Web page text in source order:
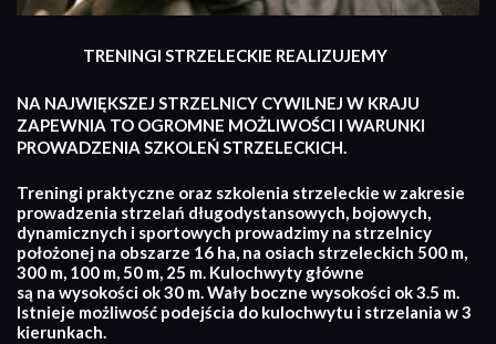
TRENINGI STRZELECKIE REALIZUJEMY
NA NAJWIĘKSZEJ STRZELNICY CYWILNEJ W KRAJU
ZAPEWNIA TO OGROMNE MOŻLIWOŚCI I WARUNKI
PROWADZENIA SZKOLEŃ STRZELECKICH.
Treningi praktyczne oraz szkolenia strzeleckie w zakresie
prowadzenia strzelań długodystansowych, bojowych,
dynamicznych i sportowych prowadzimy na strzelnicy
położonej na obszarze 16 ha, na osiach strzeleckich 500 m,
300 m, 100 m, 50 m, 25 m. Kulochwyty główne
są na wysokości ok 30 m. Wały boczne wysokości ok 3.5 m.
Istnieje możliwość podejścia do kulochwytu i strzelania w 3
kierunkach.